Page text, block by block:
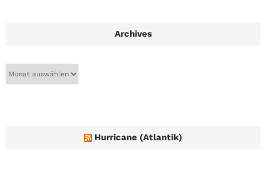
Archives
Hurricane (Atlantik)